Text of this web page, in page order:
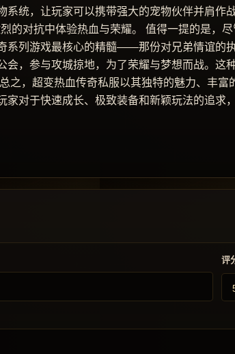
统，让玩家可以携带强大的宠物伙伴并肩作
的对抗中体验热血与荣耀。 值得一提的是，
系列游戏最核心的精髓——那份对兄弟情谊的执
，参与攻城掠地，为了荣耀与梦想而战。这
之，超变热血传奇私服以其独特的魅力、丰富
家对于快速成长、极致装备和新颖玩法的追求
评